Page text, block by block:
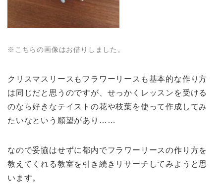
※こちらの画像はお借りしました。
クリスマスリースもフラワーリースも基本的な作り方
は同じだと思うのですが、せっかくレッスンを受ける
のなら好きなテイストの花や枝葉を使って作成してみ
たいなという願望があり……
なので妥協はせずに都内でフラワーリースの作り方を
教えてくれる教室を引き続きリサーチしてみようと思
います。